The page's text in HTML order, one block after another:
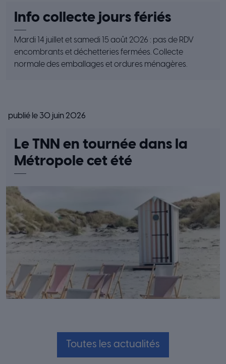
Info collecte jours fériés
Mardi 14 juillet et samedi 15 août 2026 : pas de RDV
encombrants et déchetteries fermées. Collecte
normale des emballages et ordures ménagères.
publié le 30 juin 2026
Le TNN en tournée dans la
Métropole cet été
Toutes les actualités